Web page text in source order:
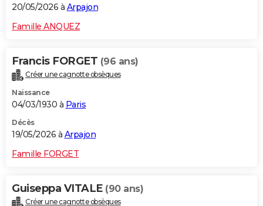
20/05/2026 à Arpajon
Famille ANQUEZ
Francis FORGET (96 ans)
Créer une cagnotte obsèques
Naissance
04/03/1930 à Paris
Décès
19/05/2026 à Arpajon
Famille FORGET
Guiseppa VITALE (90 ans)
Créer une cagnotte obsèques